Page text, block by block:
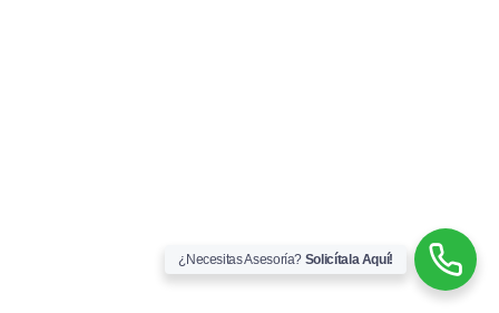
¿Necesitas Asesoría? Solicítala Aquí!